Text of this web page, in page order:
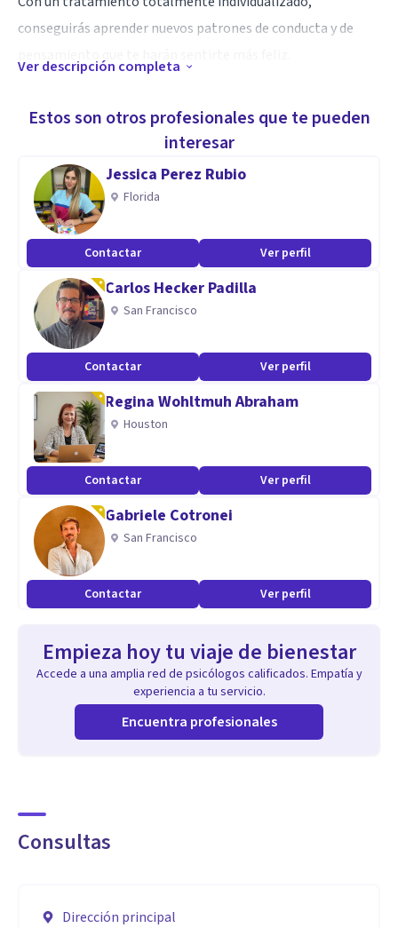
conseguirás aprender nuevos patrones de conducta y de
los tratamientos, no dudes en ponerte en contacto
Ya has dado el primer paso hacia tu bienestar, pide una cita
ahora. Terapias online (Skype / Whassap) sin moverte de
casa y con toda la seguridad anti COVID.
No lo dudes más, estaré encantada de atenderte.
Ver descripción completa
Estos son otros profesionales que te pueden
interesar
Jessica Perez Rubio
Florida
Contactar Ver perfil
Carlos Hecker Padilla
San Francisco
Contactar Ver perfil
Regina Wohltmuh Abraham
Houston
Contactar Ver perfil
Gabriele Cotronei
San Francisco
Contactar Ver perfil
Empieza hoy tu viaje de bienestar
Accede a una amplia red de psicólogos calificados. Empatía y
experiencia a tu servicio.
Encuentra profesionales
Consultas
Dirección principal